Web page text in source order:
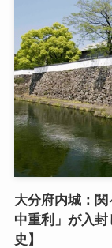
大分府内城：
中重利」が入
史】